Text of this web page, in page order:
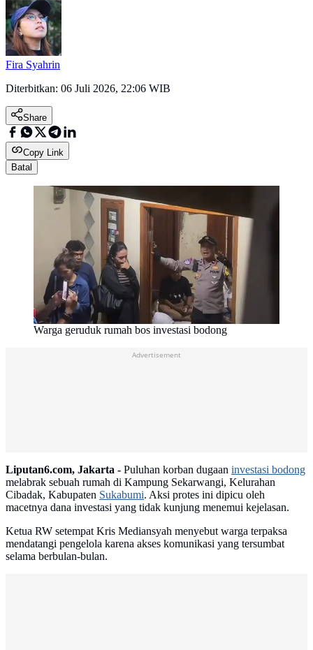
Fira Syahrin
Diterbitkan: 06 Juli 2026, 22:06 WIB
Share
Copy Link
Batal
Warga geruduk rumah bos investasi bodong
Advertisement
Liputan6.com, Jakarta - Puluhan korban dugaan investasi bodong
melabrak sebuah rumah di Kampung Sekarwangi, Kelurahan
Cibadak, Kabupaten Sukabumi. Aksi protes ini dipicu oleh
macetnya dana investasi yang tidak kunjung menemui kejelasan.
Ketua RW setempat Kris Mediansyah menyebut warga terpaksa
mendatangi pengelola karena akses komunikasi yang tersumbat
selama berbulan-bulan.